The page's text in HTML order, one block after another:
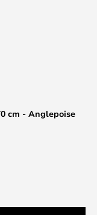
cm - Anglepoise